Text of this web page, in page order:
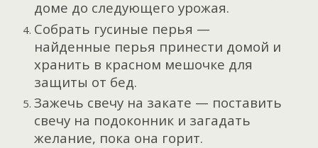
доме до следующего урожая.
Собрать гусиные перья —
найденные перья принести домой и
хранить в красном мешочке для
защиты от бед.
Зажечь свечу на закате — поставить
свечу на подоконник и загадать
желание, пока она горит.